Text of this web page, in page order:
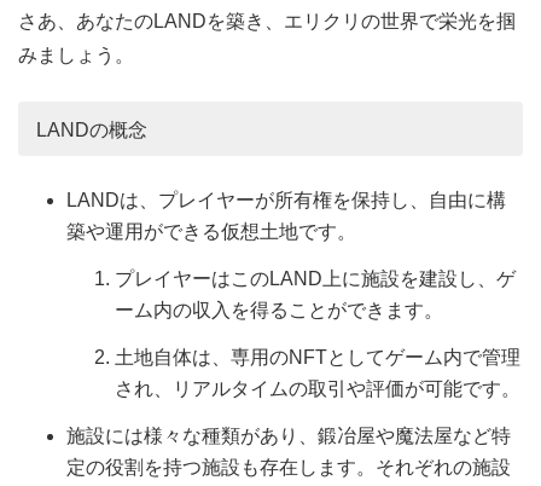
さあ、あなたのLANDを築き、エリクリの世界で栄光を掴
みましょう。
LANDの概念
LANDは、プレイヤーが所有権を保持し、自由に構
築や運用ができる仮想土地です。
プレイヤーはこのLAND上に施設を建設し、ゲ
ーム内の収入を得ることができます。
土地自体は、専用のNFTとしてゲーム内で管理
され、リアルタイムの取引や評価が可能です。
施設には様々な種類があり、鍛冶屋や魔法屋など特
定の役割を持つ施設も存在します。それぞれの施設